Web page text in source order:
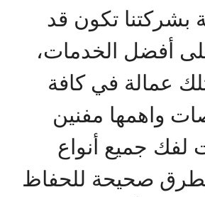
بشركتنا تكون قد
أفضل الخدمات،
عمالة في كافة
واهمها مفنين
لفك جميع أنواع
صحيحة للحفاظ